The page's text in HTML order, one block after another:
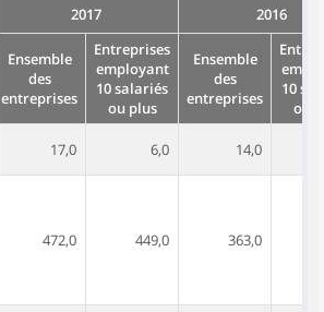
2017 2016
Ensemble
des
entreprises
Entreprises
employant
10 salariés
ou plus
Ensemble
des
entreprises
10
ou
17,0 6,0 14,0
472,0 449,0 363,0